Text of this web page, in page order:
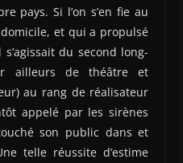
pays. Si l’on s’en fie au
et qui a propulsé
du second long-
ailleurs de théâtre et
au rang de réalisateur
appelé par les sirènes
son public dans et
telle réussite d’estime